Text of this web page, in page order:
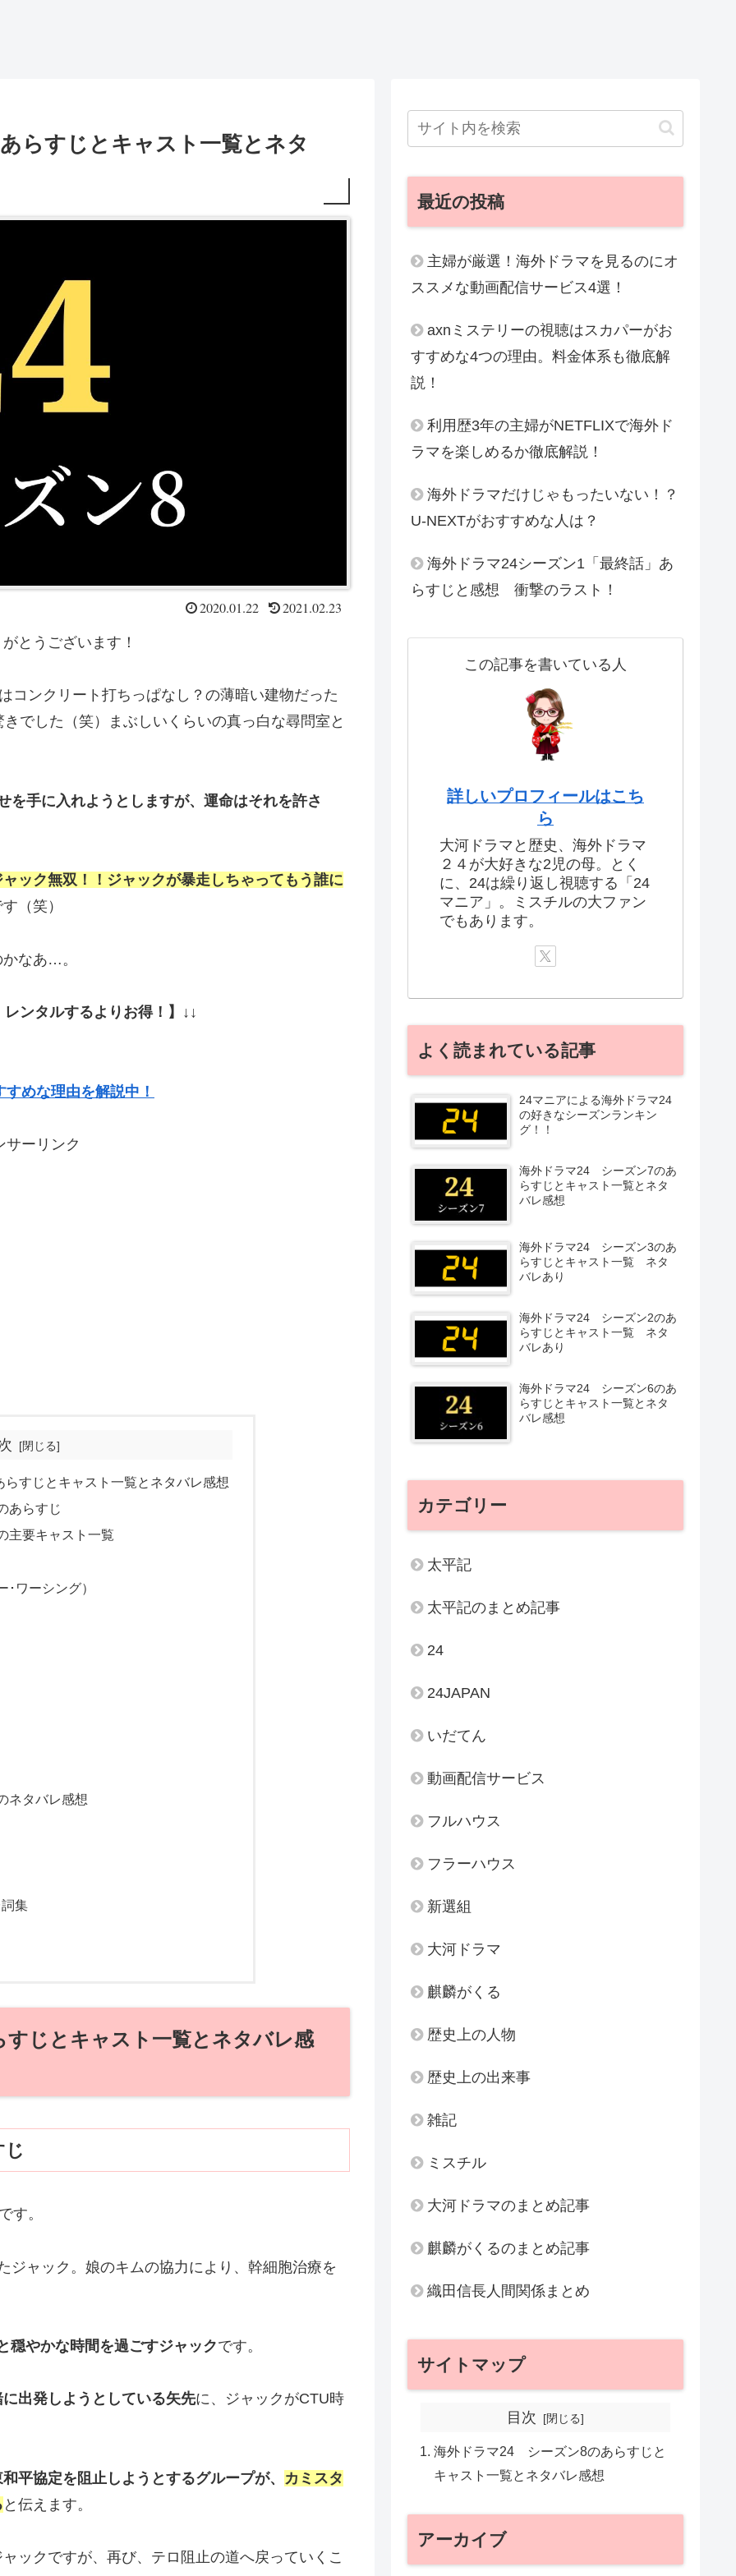
らすじとキャスト一覧とネタ
2020.01.22 2021.02.23
とうございます！
コンクリート打ちっぱなし？の薄暗い建物だった
きでした（笑）まぶしいくらいの真っ白な尋問室と
を手に入れようとしますが、運命はそれを許さ
ック無双！！ジャックが暴走しちゃってもう誰に
（笑）
なあ…。
ンタルするよりお得！】↓↓
めな理由を解説中！
サーリンク
すじとキャスト一覧とネタバレ感想
あらすじ
要キャスト一覧
･ワーシング）
ネタバレ感想
集
じとキャスト一覧とネタバレ感
す。
ジャック。娘のキムの協力により、幹細胞治療を
穏やかな時間を過ごすジャックです。
出発しようとしている矢先に、ジャックがCTU時
平協定を阻止しようとするグループが、 カミスタ
と伝えます。
ックですが、再び、テロ阻止の道へ戻っていくこ
最近の投稿
主婦が厳選！海外ドラマを見るのにオ
ススメな動画配信サービス4選！
axnミステリーの視聴はスカパーがお
すすめな4つの理由。料金体系も徹底解
説！
利用歴3年の主婦がNETFLIXで海外ド
ラマを楽しめるか徹底解説！
海外ドラマだけじゃもったいない！？
U-NEXTがおすすめな人は？
海外ドラマ24シーズン1「最終話」あ
らすじと感想 衝撃のラスト！
この記事を書いている人
詳しいプロフィールはこち
ら
大河ドラマと歴史、海外ドラマ
２４が大好きな2児の母。とく
に、24は繰り返し視聴する「24
マニア」。ミスチルの大ファン
でもあります。
よく読まれている記事
24マニアによる海外ドラマ24
の好きなシーズンランキン
グ！！
海外ドラマ24 シーズン7のあ
らすじとキャスト一覧とネタ
バレ感想
海外ドラマ24 シーズン3のあ
らすじとキャスト一覧 ネタ
バレあり
海外ドラマ24 シーズン2のあ
らすじとキャスト一覧 ネタ
バレあり
海外ドラマ24 シーズン6のあ
らすじとキャスト一覧とネタ
バレ感想
カテゴリー
太平記
太平記のまとめ記事
24
24JAPAN
いだてん
動画配信サービス
フルハウス
フラーハウス
新選組
大河ドラマ
麒麟がくる
歴史上の人物
歴史上の出来事
雑記
ミスチル
大河ドラマのまとめ記事
麒麟がくるのまとめ記事
織田信長人間関係まとめ
サイトマップ
目次
海外ドラマ24 シーズン8のあらすじと
キャスト一覧とネタバレ感想
アーカイブ